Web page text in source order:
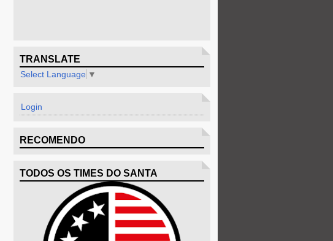
TRANSLATE
Select Language ▼
Login
RECOMENDO
TODOS OS TIMES DO SANTA